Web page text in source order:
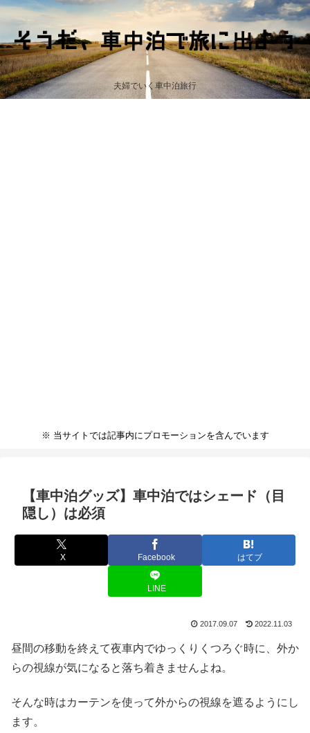
夫婦でいく車中泊旅行
※ 当サイトでは記事内にプロモーションを含んでいます
【車中泊グッズ】車中泊ではシェード（目
隠し）は必須
X Facebook はてブ
LINE
2017.09.07 2022.11.03
昼間の移動を終えて夜車内でゆっくりくつろぐ時に、外か
らの視線が気になると落ち着きませんよね。
そんな時はカーテンを使って外からの視線を遮るようにし
ます。